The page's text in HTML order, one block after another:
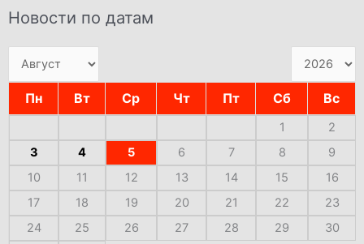
Новости по датам
Пн Вт Ср Чт Пт Сб Вс
1
2
3
4 5 6 7 8
9
10
11 12 13 14 15
16
17
18 19 20 21 22
23
24
25 26 27 28 29
30